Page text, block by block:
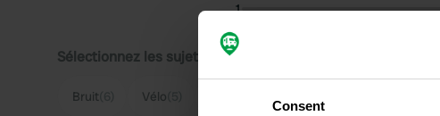
Consent
1
Sélectionnez les sujets pour lire les critiques :
Bruit Vélo